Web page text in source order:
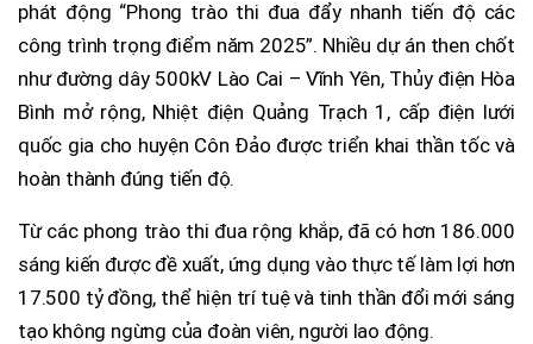
phát động “Phong trào thi đua đẩy nhanh tiến độ các
công trình trọng điểm năm 2025”. Nhiều dự án then chốt
như đường dây 500kV Lào Cai – Vĩnh Yên, Thủy điện Hòa
Bình mở rộng, Nhiệt điện Quảng Trạch 1, cấp điện lưới
quốc gia cho huyện Côn Đảo được triển khai thần tốc và
hoàn thành đúng tiến độ.
Từ các phong trào thi đua rộng khắp, đã có hơn 186.000
sáng kiến được đề xuất, ứng dụng vào thực tế làm lợi hơn
17.500 tỷ đồng, thể hiện trí tuệ và tinh thần đổi mới sáng
tạo không ngừng của đoàn viên, người lao động.